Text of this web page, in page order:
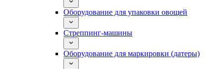
Оборудование для упаковки овощей
Стреппинг-машины
Оборудование для маркировки (датеры)